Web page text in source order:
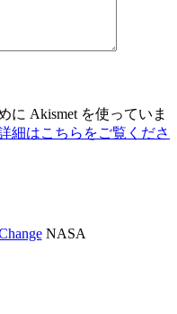
に Akismet を使っていま
細はこちらをご覧くださ
NASA